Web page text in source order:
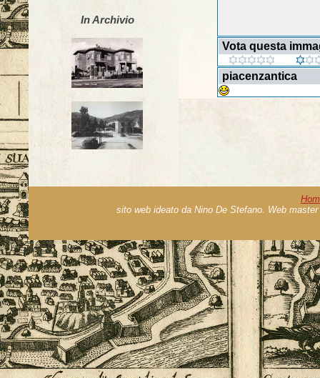
In Archivio
Vota questa
piacenzantica
sito web ideato da Nino De Stefano. Web